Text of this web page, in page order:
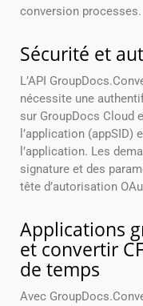
conversion processes.
Sécurité et
L’API
nécessite une
sur GroupDocs Cloud
l’application (appSID)
l’application. Les
signature et des
tête d’autorisation
Applications
et convertir
de temps
Avec